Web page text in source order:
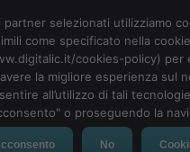
MENU
partner selezionati utilizziamo
come specificato nella
cookies-policy) per
la migliore esperienza sul
all’utilizzo di tali
o proseguendo la
No